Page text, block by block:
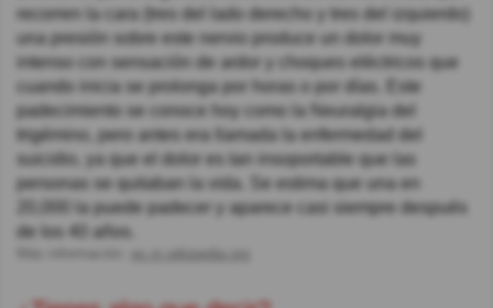
recorren la cara (tres del lado derecho y tres del izquierdo)
una presión sobre este nervio produce un dolor muy
intenso con sensación de ardor y choques eléctricos que
cuando inicia se prolonga por horas o por días. Este
padecimiento se conoce hoy como la Neuralgia del
trigémino, pero antes era llamada la enfermedad del
suicidio, ya que el dolor es tan insoportable que las
personas se quitaban la vida. Se estima que una en
20,000 la puede padecer y aparece casi siempre después
de los 40 años.
es.m.wikipedia.org